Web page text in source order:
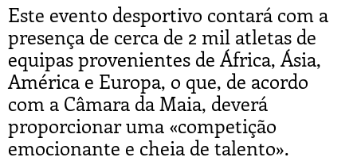
Este evento desportivo contará com a
presença de cerca de 2 mil atletas de
equipas provenientes de África, Ásia,
América e Europa, o que, de acordo
com a Câmara da Maia, deverá
proporcionar uma «competição
emocionante e cheia de talento».